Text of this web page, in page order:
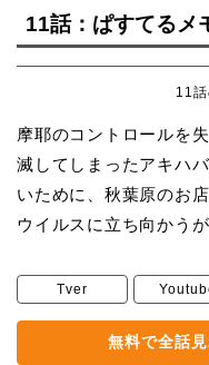
11話：ぱすてるメ
11
摩耶のコントロールを
滅してしまったアキハ
いために、秋葉原のお
ウイルスに立ち向かう
Tver
無料で全話